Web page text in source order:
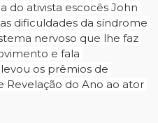
do ativista escocês John
dificuldades da síndrome
nervoso que lhe faz
e fala
os prêmios de
Revelação do Ano ao ator